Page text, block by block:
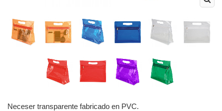
Neceser transparente fabricado en PVC.